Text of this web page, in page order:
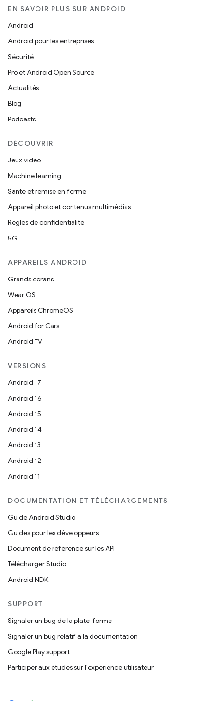
EN SAVOIR PLUS SUR ANDROID
Android
Android pour les entreprises
Sécurité
Projet Android Open Source
Actualités
Blog
Podcasts
DÉCOUVRIR
Jeux vidéo
Machine learning
Santé et remise en forme
Appareil photo et contenus multimédias
Règles de confidentialité
5G
APPAREILS ANDROID
Grands écrans
Wear OS
Appareils ChromeOS
Android for Cars
Android TV
VERSIONS
Android 17
Android 16
Android 15
Android 14
Android 13
Android 12
Android 11
DOCUMENTATION ET TÉLÉCHARGEMENTS
Guide Android Studio
Guides pour les développeurs
Document de référence sur les API
Télécharger Studio
Android NDK
SUPPORT
Signaler un bug de la plate-forme
Signaler un bug relatif à la documentation
Google Play support
Participer aux études sur l'expérience utilisateur